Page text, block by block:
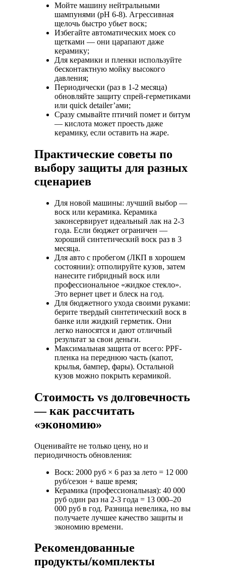
Мойте машину нейтральными
шампунями (pH 6-8). Агрессивная
щелочь быстро убьет воск;
Избегайте автоматических моек со
щетками — они царапают даже
керамику;
Для керамики и пленки используйте
бесконтактную мойку высокого
давления;
Периодически (раз в 1-2 месяца)
обновляйте защиту спрей-герметиками
или quick detailer’ами;
Сразу смывайте птичий помет и битум
— кислота может проесть даже
керамику, если оставить на жаре.
Практические советы по
выбору защиты для разных
сценариев
Для новой машины: лучший выбор —
воск или керамика. Керамика
законсервирует идеальный лак на 2-3
года. Если бюджет ограничен —
хороший синтетический воск раз в 3
месяца.
Для авто с пробегом (ЛКП в хорошем
состоянии): отполируйте кузов, затем
нанесите гибридный воск или
профессиональное «жидкое стекло».
Это вернет цвет и блеск на год.
Для бюджетного ухода своими руками:
берите твердый синтетический воск в
банке или жидкий герметик. Они
легко наносятся и дают отличный
результат за свои деньги.
Максимальная защита от всего: PPF-
пленка на переднюю часть (капот,
крылья, бампер, фары). Остальной
кузов можно покрыть керамикой.
Стоимость vs долговечность
— как рассчитать
«экономию»
Оценивайте не только цену, но и
периодичность обновления:
Воск: 2000 руб × 6 раз за лето = 12 000
руб/сезон + ваше время;
Керамика (профессиональная): 40 000
руб один раз на 2-3 года = 13 000–20
000 руб в год. Разница невелика, но вы
получаете лучшее качество защиты и
экономию времени.
Рекомендованные
продукты/комплекты